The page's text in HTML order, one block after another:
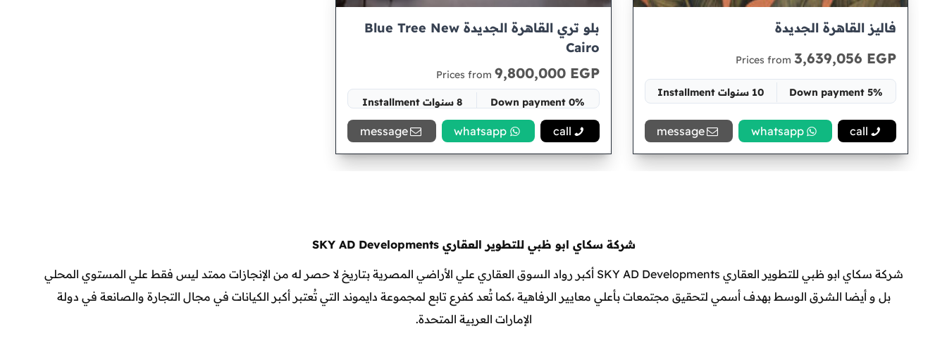
فاليز القاهرة الجديدة
Prices from 3,639,056 EGP
5% Down payment
10 سنوات Installment
Space 65 متر
call
whatsapp
message
بلو تري القاهرة الجديدة Blue Tree New
Cairo
Prices from 9,800,000 EGP
0% Down payment
8 سنوات Installment
Space 145 متر
call
whatsapp
message
شركة سكاي ابو ظبي للتطوير العقاري SKY AD Developments
شركة سكاي ابو ظبي للتطوير العقاري SKY AD Developments أكبر رواد السوق العقاري علي الأراضي المصرية بتاريخ لا حصر له من الإنجازات ممتد ليس فقط علي المستوي المحلي
بل و أيضا الشرق الوسط بهدف أسمي لتحقيق مجتمعات بأعلي معايير الرفاهية ،كما تُعد كفرع تابع لمجموعة دايموند التي تُعتبر أكبر الكيانات في مجال التجارة والصانعة في دولة
الإمارات العربية المتحدة.